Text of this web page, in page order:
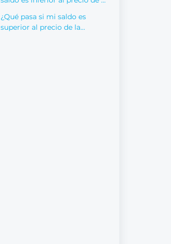
¿Qué pasa si mi saldo es
superior al precio de la